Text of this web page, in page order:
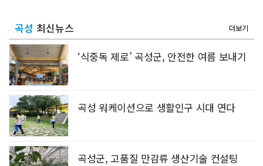
곡성 최신뉴스 더보기
‘식중독 제로’ 곡성군, 안전한 여름 보내기
곡성 워케이션으로 생활인구 시대 연다
곡성군, 고품질 만감류 생산기술 컨설팅